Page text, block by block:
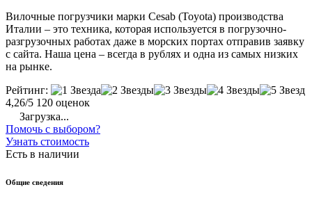
Вилочные погрузчики марки Cesab (Toyota) производства
Италии – это техника, которая используется в погрузочно-
разгрузочных работах даже в морских портах отправив заявку
с сайта. Наша цена – всегда в рублях и одна из самых низких
на рынке.
Рейтинг:
4,26/5 120 оценок
Загрузка...
Помочь с выбором?
Узнать стоимость
Есть в наличии
Общие сведения